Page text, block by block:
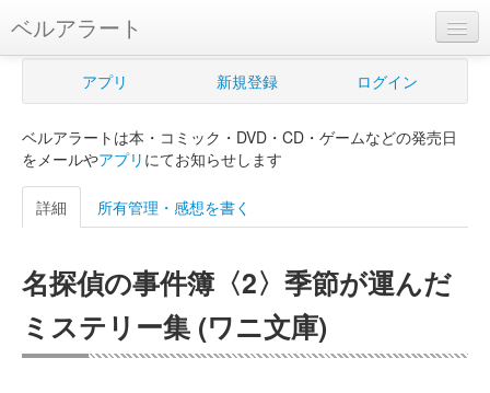
ベルアラート
ベルアラートとは
新規登録
ログイン
購入管理
Myシェルフ
アプリ 新規登録 ログイン
ベルアラートは本・コミック・DVD・CD・ゲームなどの発売日
をメールやアプリ にてお知らせします
詳細 所有管理・感想を書く
名探偵の事件簿〈2〉季節が運んだ
ミステリー集 (ワニ文庫)